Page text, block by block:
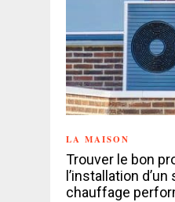
LA MAISON
Trouver le bon
l’installation
chauffage